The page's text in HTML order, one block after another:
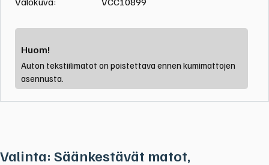
Huom!
Auton tekstiilimatot on poistettava ennen kumimattojen
asennusta.
Valinta: Säänkestävät matot,